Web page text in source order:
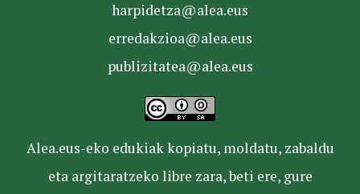
harpidetza@alea.eus
erredakzioa@alea.eus
publizitatea@alea.eus
Alea.eus-eko edukiak kopiatu, moldatu, zabaldu
eta argitaratzeko libre zara, beti ere, gure